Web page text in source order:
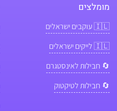
מומלצים
🇮🇱עוקבים ישראלים
🇮🇱לייקים ישראלים
🔄 חבילות לאינסטגרם
🔄 חבילות לטיקטוק